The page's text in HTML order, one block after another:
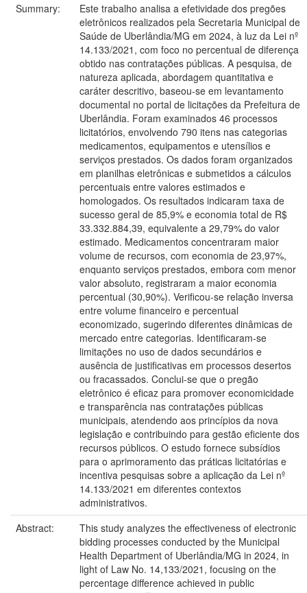
Summary:
Este trabalho analisa a efetividade dos pregões
eletrônicos realizados pela Secretaria Municipal de
Saúde de Uberlândia/MG em 2024, à luz da Lei nº
14.133/2021, com foco no percentual de diferença
obtido nas contratações públicas. A pesquisa, de
natureza aplicada, abordagem quantitativa e
caráter descritivo, baseou-se em levantamento
documental no portal de licitações da Prefeitura de
Uberlândia. Foram examinados 46 processos
licitatórios, envolvendo 790 itens nas categorias
medicamentos, equipamentos e utensílios e
serviços prestados. Os dados foram organizados
em planilhas eletrônicas e submetidos a cálculos
percentuais entre valores estimados e
homologados. Os resultados indicaram taxa de
sucesso geral de 85,9% e economia total de R$
33.332.884,39, equivalente a 29,79% do valor
estimado. Medicamentos concentraram maior
volume de recursos, com economia de 23,97%,
enquanto serviços prestados, embora com menor
valor absoluto, registraram a maior economia
percentual (30,90%). Verificou-se relação inversa
entre volume financeiro e percentual
economizado, sugerindo diferentes dinâmicas de
mercado entre categorias. Identificaram-se
limitações no uso de dados secundários e
ausência de justificativas em processos desertos
ou fracassados. Conclui-se que o pregão
eletrônico é eficaz para promover economicidade
e transparência nas contratações públicas
municipais, atendendo aos princípios da nova
legislação e contribuindo para gestão eficiente dos
recursos públicos. O estudo fornece subsídios
para o aprimoramento das práticas licitatórias e
incentiva pesquisas sobre a aplicação da Lei nº
14.133/2021 em diferentes contextos
administrativos.
Abstract:
This study analyzes the effectiveness of electronic
bidding processes conducted by the Municipal
Health Department of Uberlândia/MG in 2024, in
light of Law No. 14,133/2021, focusing on the
percentage difference achieved in public